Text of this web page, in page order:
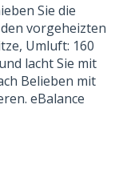
Sie die
vorgeheizten
Umluft: 160
lacht Sie mit
Belieben mit
eBalance